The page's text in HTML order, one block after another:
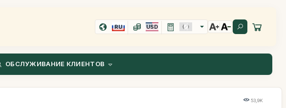
RU USD
ОБСЛУЖИВАНИЕ КЛИЕНТОВ
53,9K